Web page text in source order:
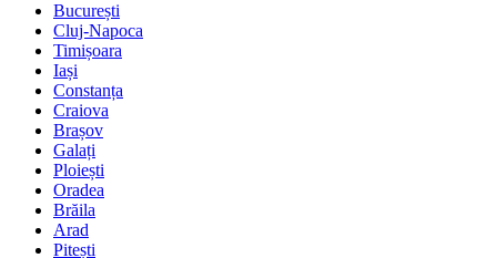
București
Cluj-Napoca
Timișoara
Iași
Constanța
Craiova
Brașov
Galați
Ploiești
Oradea
Brăila
Arad
Pitești